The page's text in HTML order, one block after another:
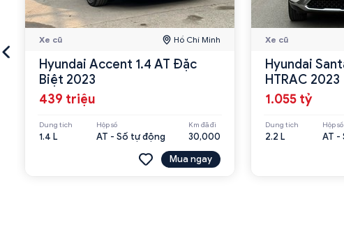
Xe cũ Hồ Chí Minh
Hyundai Accent 1.4 AT Đặc
Biệt 2023
439 triệu
Dung tích
1.4 L
Hộp số
AT - Số tự động
Km đã đi
30,000
Mua ngay
Xe cũ
Hyundai
HTRAC 2023
1.055 tỷ
Dung tích
2.2 L
Hộp số
AT -